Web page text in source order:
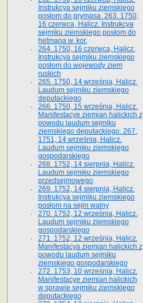
Instrukcya sejmiku ziemskiego
posłom do prymasa. 263. 1750,
16 czerwca, Halicz. Instrukcya
sejmiku ziemskiego posłom do
hetmana w. kor.
264. 1750, 16 czerwca, Halicz.
Instrukcya sejmiku ziemskiego
posłom do wojewody ziem
ruskich
265. 1750, 14 września, Halicz.
Laudum sejmiku ziemskiego
deputackiego
266. 1750, 15 września, Halicz.
Manifestacye ziemian halickich z
powodu laudum sejmiku
ziemskiego deputackiego. 267.
1751, 14 września, Halicz.
Laudum sejmiku ziemskiego
gospodarskiego
268. 1752, 14 sierpnia, Halicz.
Laudum sejmiku ziemskiego
przedsejmowego
269. 1752, 14 sierpnia, Halicz.
Instrukcya sejmiku ziemskiego
posłom na sejm walny
270. 1752, 12 września, Halicz.
Laudum sejmiku ziemskiego
gospodarskiego
271. 1752, 12 września, Halicz.
Manifestacya ziemian halickich z
powodu laudum sejmiku
ziemskiego gospodarskiego
272. 1753, 10 września, Halicz.
Manifestacye ziemian halickich
w sprawie sejmiku ziemskiego
deputackiego